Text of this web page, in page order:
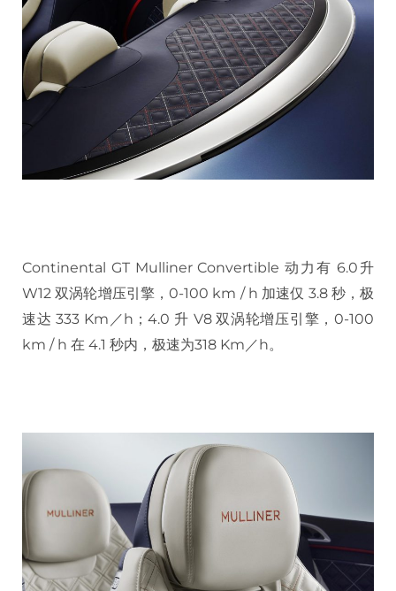
Continental GT Mulliner Convertible 动力有 6.0升
W12 双涡轮增压引擎，0-100 km / h 加速仅 3.8 秒，极
速达 333 Km／h；4.0 升 V8 双涡轮增压引擎，0-100
km / h 在 4.1 秒内，极速为318 Km／h。